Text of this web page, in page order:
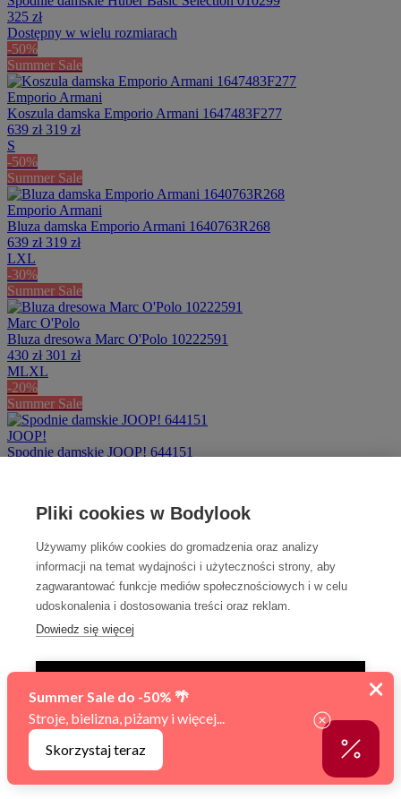
Pliki cookies w Bodylook
Używamy plików cookies do gromadzenia oraz analizy
informacji na temat wydajności i użyteczności strony, aby
zagwarantować funkcje mediów społecznościowych i w celu
udoskonalenia i dostosowania treści oraz reklam.
Dowiedz się więcej
AKCEPTUJ WSZYSTKIE
Zarządzaj ustawieniami
325 zł
Dostępny w wielu rozmiarach
-50%
Summer Sale
Emporio Armani
Koszula damska Emporio Armani 1647483F277
639 zł 319 zł
S
-50%
Summer Sale
Emporio Armani
Bluza damska Emporio Armani 1640763R268
639 zł 319 zł
LXL
-30%
Summer Sale
Marc O'Polo
Bluza dresowa Marc O'Polo 10222591
430 zł 301 zł
MLXL
-20%
Summer Sale
JOOP!
Spodnie damskie JOOP! 644151
Summer Sale
JOOP!
Bluza damska JOOP! 642156
369 zł 295 zł
-30%
Summer Sale
JOOP!
Bluza damska JOOP! 646189
409 zł 287 zł
Spodnie damskie Huber Basic Selection 019015
279 zł